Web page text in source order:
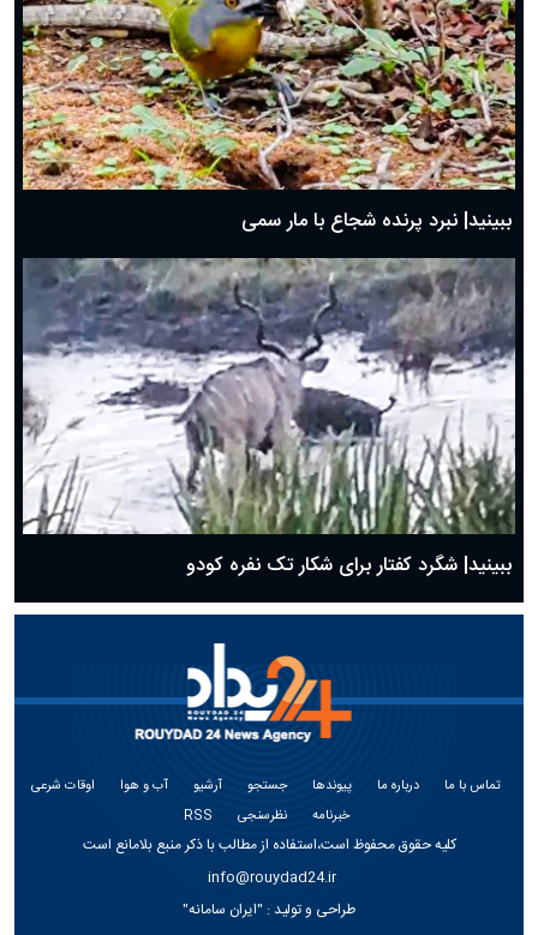
ببینید| نبرد پرنده شجاع با مار سمی
ببینید| شگرد کفتار برای شکار تک نفره کودو
تماس با ما درباره ما پیوندها جستجو آرشیو آب و هوا
اوقات شرعی
خبرنامه
نظرسنجی RSS
کلیه حقوق محفوظ است،استفاده از مطالب با ذکر منبع بلامانع است
info@rouydad24.ir
طراحی و تولید : "ایران سامانه"